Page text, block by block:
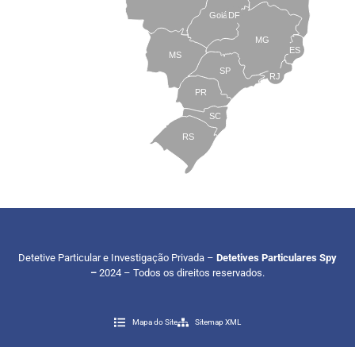
MS
Goiás
PR
SC
RS
SP
MG
RJ
ES
DF
Detetive Particular e Investigação Privada – Detetives Particulares Spy
– 2024 – Todos os direitos reservados.
Mapa do Site Sitemap XML